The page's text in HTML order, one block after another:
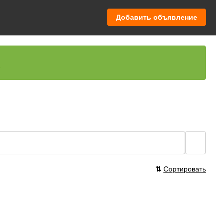
Добавить объявление
⇅ Сортировать